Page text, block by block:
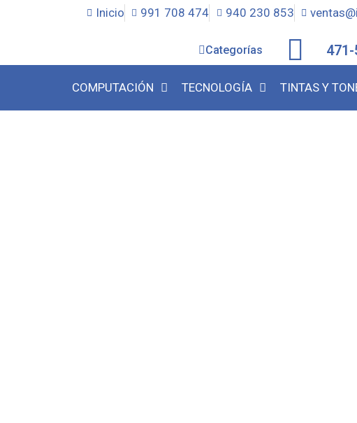
Inicio 991 708 474 940 230 853
Categorías
COMPUTACIÓN TECNOLOGÍA TINTAS Y